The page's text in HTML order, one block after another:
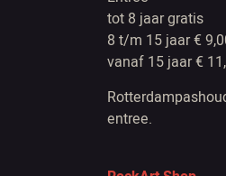
tot 8 jaar gratis
8 t/m 15 jaar €
vanaf 15 jaar €
entree.